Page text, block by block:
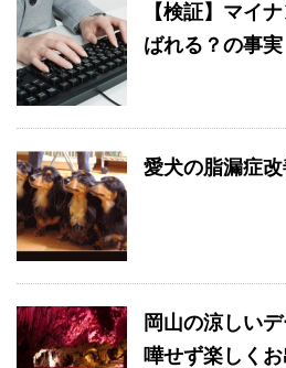
【検証】マイ
ばれる？の事実
愛犬の脂漏症
岡山の涼しい
嘩せず楽しくお